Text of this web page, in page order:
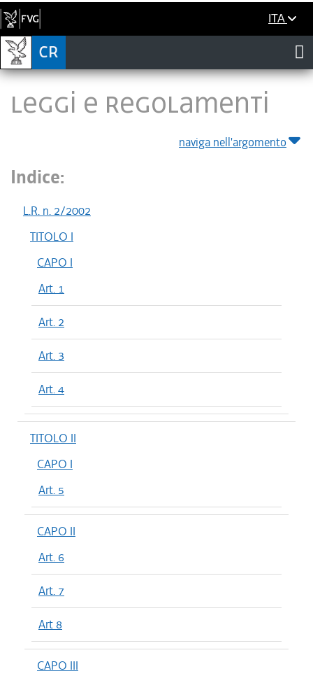
ITA
LEGGI E REGOLAMENTI
naviga nell'argomento
Indice:
L.R. n. 2/2002
TITOLO I
CAPO I
Art. 1
Art. 2
Art. 3
Art. 4
TITOLO II
CAPO I
Art. 5
CAPO II
Art. 6
Art. 7
Art 8
CAPO III